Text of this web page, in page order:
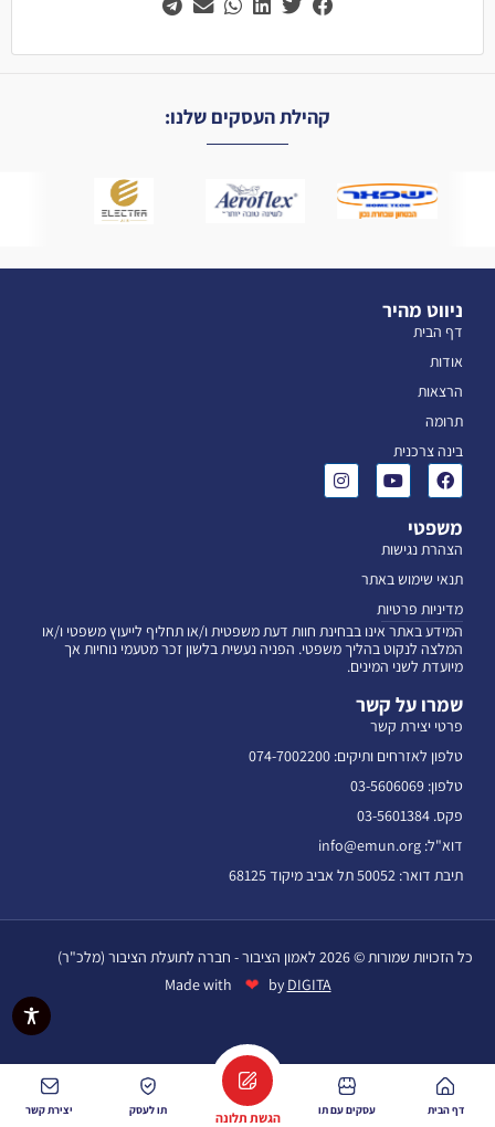
קהילת העסקים שלנו:
ניווט מהיר
דף הבית
אודות
הרצאות
תרומה
בינה צרכנית
משפטי
הצהרת נגישות
תנאי שימוש באתר
מדיניות פרטיות
המידע באתר אינו בבחינת חוות דעת משפטית ו/או תחליף לייעוץ משפטי ו/או
המלצה לנקוט בהליך משפטי. הפניה נעשית בלשון זכר מטעמי נוחיות אך
מיועדת לשני המינים.
שמרו על קשר
פרטי יצירת קשר
טלפון לאזרחים ותיקים: 074-7002200
טלפון: 03-5606069
פקס. 03-5601384
דוא"ל: info@emun.org
תיבת דואר: 50052 תל אביב מיקוד 68125
כל הזכויות שמורות © 2026 לאמון הציבור - חברה לתועלת הציבור (מלכ"ר)
Made with
❤ by DIGITA
דף הבית עסקים עם תו הגשת תלונה תו לעסק יצירת קשר